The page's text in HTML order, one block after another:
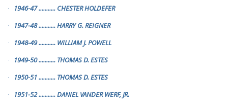
· 1946-47........... CHESTER HOLDEFER
· 1947-48...........HARRY G. REIGNER
· 1948-49........... WILLIAM J. POWELL
· 1949-50........... THOMAS D. ESTES
· 1950-51........... THOMAS D. ESTES
· 1951-52...........DANIEL VANDER WERF, JR.